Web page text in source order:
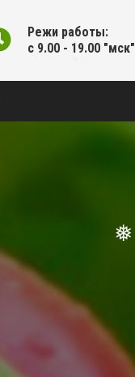
Режи работы:
с 9.00 - 19.00 "мск"